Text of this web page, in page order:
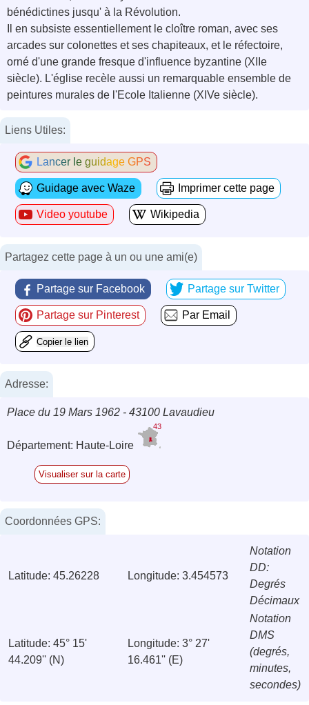
bénédictines jusqu' à la Révolution.
Il en subsiste essentiellement le cloître roman, avec ses
arcades sur colonettes et ses chapiteaux, et le réfectoire,
orné d'une grande fresque d'influence byzantine (XIIe
siècle). L'église recèle aussi un remarquable ensemble de
peintures murales de l'Ecole Italienne (XIVe siècle).
Liens Utiles:
Lancer le guidage GPS
Guidage avec Waze Imprimer cette page
Video youtube Wikipedia
Partagez cette page à un ou une ami(e)
Partage sur Facebook Partage sur Twitter
Partage sur Pinterest Par Email
Copier le lien
Adresse:
Place du 19 Mars 1962 - 43100 Lavaudieu
Département: Haute-Loire
43
Visualiser sur la carte
Coordonnées GPS:
Latitude: 45.26228 Longitude: 3.454573
Notation
DD:
Degrés
Décimaux
Latitude: 45° 15'
44.209'' (N)
Longitude: 3° 27'
16.461'' (E)
Notation
DMS
(degrés,
minutes,
secondes)